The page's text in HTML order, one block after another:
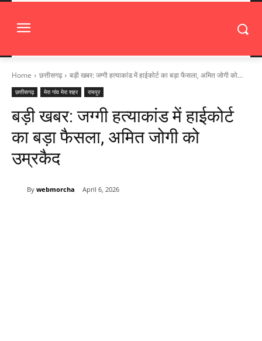
Home छत्तीसगढ़ बड़ी खबर: जग्गी हत्याकांड में हाईकोर्ट का बड़ा फैसला, अमित जोगी को...
छत्तीसगढ़ मेरा गांव मेरा शहर रायपुर
बड़ी खबर: जग्गी हत्याकांड में हाईकोर्ट
का बड़ा फैसला, अमित जोगी को
उम्रकैद
By webmorcha April 6, 2026